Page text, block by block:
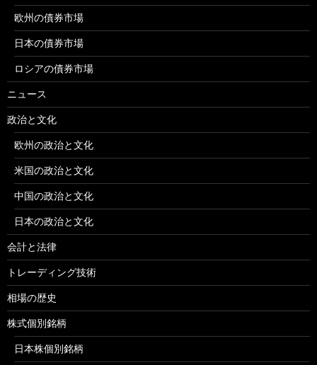
欧州の債券市場
日本の債券市場
ロシアの債券市場
ニュース
政治と文化
欧州の政治と文化
米国の政治と文化
中国の政治と文化
日本の政治と文化
会計と法律
トレーディング技術
相場の歴史
株式個別銘柄
日本株個別銘柄